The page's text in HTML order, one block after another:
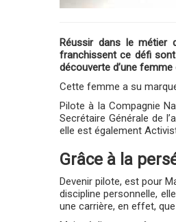
Réussir dans le
franchissent ce défi
découverte d’une
Cette femme a su
Pilote à la Compagnie
Secrétaire Générale de
elle est également
Grâce à la
Devenir pilote, est pour
discipline personnelle,
une carrière, en effet,